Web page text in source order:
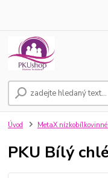
Úvod MetaX
PKU Bílý